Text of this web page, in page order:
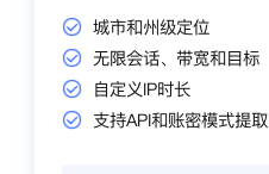
城市和州级定位
无限会话、带宽和目标
自定义IP时长
支持API和账密模式提取